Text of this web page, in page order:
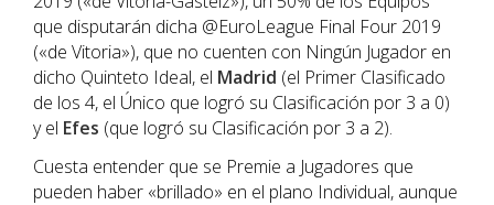
que disputarán dicha @EuroLeague Final Four 2019
(«de Vitoria»), que no cuenten con Ningún Jugador en
dicho Quinteto Ideal, el Madrid (el Primer Clasificado
de los 4, el Único que logró su Clasificación por 3 a 0)
y el Efes (que logró su Clasificación por 3 a 2).
Cuesta entender que se Premie a Jugadores que
pueden haber «brillado» en el plano Individual, aunque